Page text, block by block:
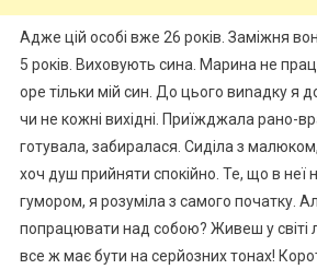
Адже цій особі вже 26 років. Заміжня
5 років. Виховують сина. Марина не
оре тільки мій син. До цього виnадку я
чи не кожні вихідні. Приїжджала рано-
готувала, забиралася. Сиділа з
хоч душ прийняти спокійно. Те, що в неї
гумором, я розуміла з самого початку.
попрацювати над собою? Живеш у світі
все ж має бути на серйозних тонах!